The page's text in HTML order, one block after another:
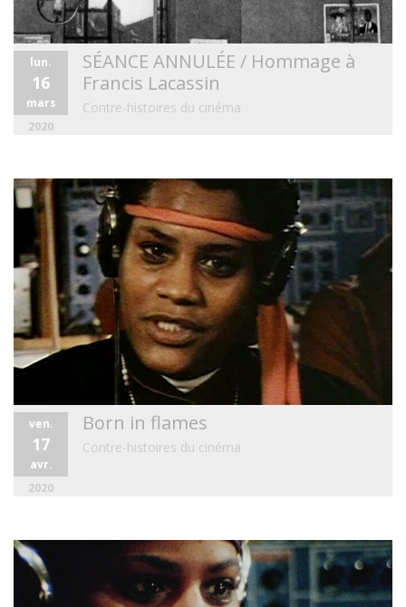
lun.
16
mars
2020
SÉANCE ANNULÉE / Hommage à
Francis Lacassin
Contre-histoires du cinéma
ven.
17
avr.
2020
Born in flames
Contre-histoires du cinéma